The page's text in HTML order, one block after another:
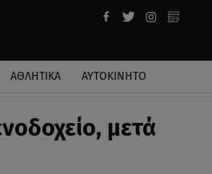
ΑΘΛΗΤΙΚΑ ΑΥΤΟΚΙΝΗΤΟ
μετά